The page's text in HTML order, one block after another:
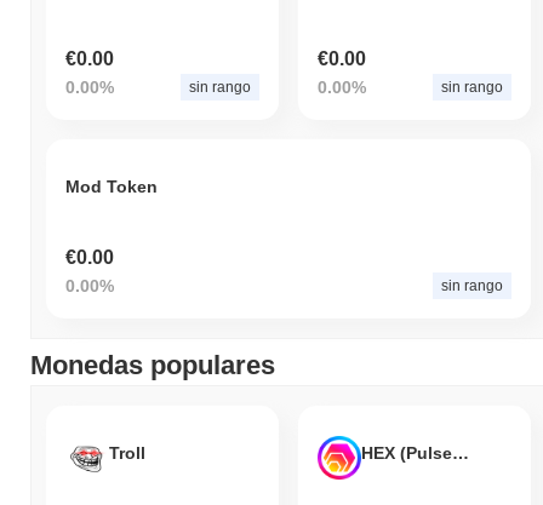
€0.00
0.00% sin rango
€0.00
0.00% sin rango
Mod Token
€0.00
0.00% sin rango
Monedas populares
Troll HEX (Pulsechain)